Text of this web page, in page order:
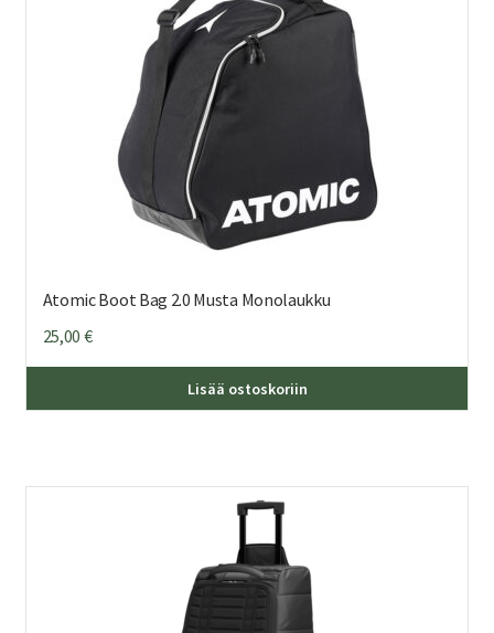
Atomic Boot Bag 2.0 Musta Monolaukku
25,00 €
Lisää ostoskoriin